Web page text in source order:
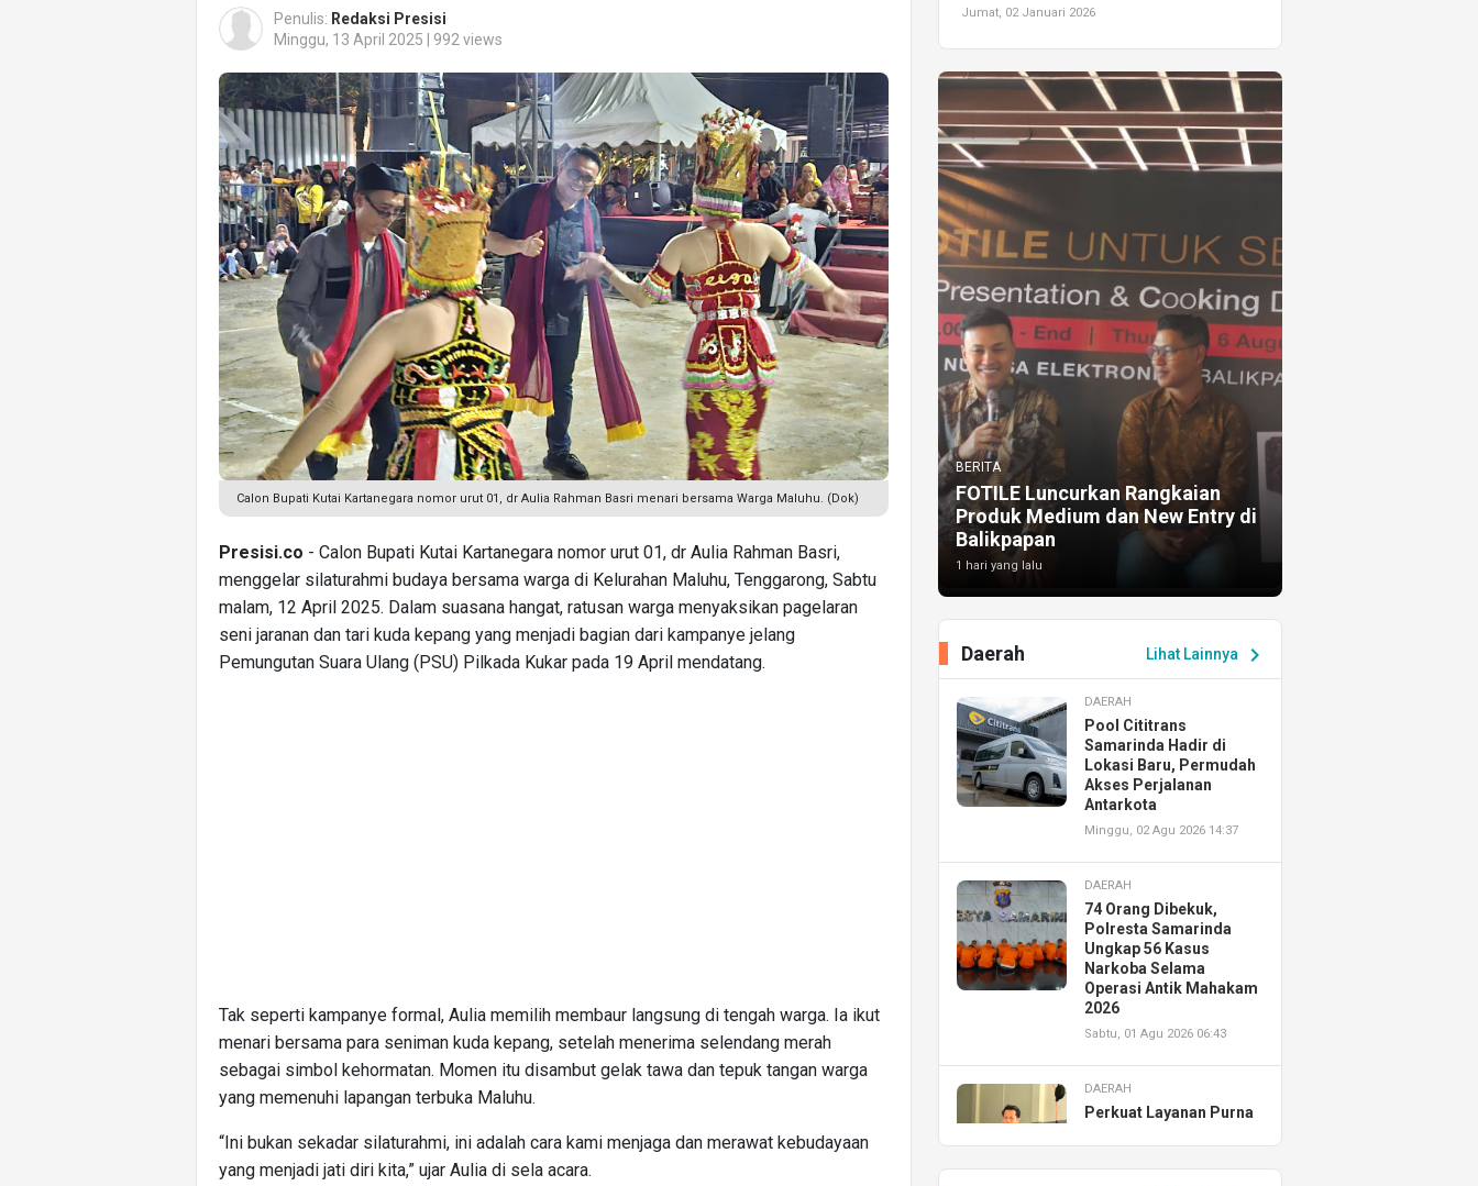
Penulis: Redaksi Presisi
Minggu, 13 April 2025 | 992 views
Calon Bupati Kutai Kartanegara nomor urut 01, dr Aulia Rahman Basri menari bersama Warga Maluhu. (Dok)
Presisi.co - Calon Bupati Kutai Kartanegara nomor urut 01, dr Aulia Rahman Basri,
menggelar silaturahmi budaya bersama warga di Kelurahan Maluhu, Tenggarong, Sabtu
malam, 12 April 2025. Dalam suasana hangat, ratusan warga menyaksikan pagelaran
seni jaranan dan tari kuda kepang yang menjadi bagian dari kampanye jelang
Pemungutan Suara Ulang (PSU) Pilkada Kukar pada 19 April mendatang.
Tak seperti kampanye formal, Aulia memilih membaur langsung di tengah warga. Ia ikut
menari bersama para seniman kuda kepang, setelah menerima selendang merah
sebagai simbol kehormatan. Momen itu disambut gelak tawa dan tepuk tangan warga
yang memenuhi lapangan terbuka Maluhu.
“Ini bukan sekadar silaturahmi, ini adalah cara kami menjaga dan merawat kebudayaan
yang menjadi jati diri kita,” ujar Aulia di sela acara.
Jumat, 02 Januari 2026
BERITA
FOTILE Luncurkan Rangkaian
Produk Medium dan New Entry di
Balikpapan
1 hari yang lalu
Lihat Lainnya chevron_right
Daerah
DAERAH
Pool Cititrans
Samarinda Hadir di
Lokasi Baru, Permudah
Akses Perjalanan
Antarkota
Minggu, 02 Agu 2026 14:37
DAERAH
74 Orang Dibekuk,
Polresta Samarinda
Ungkap 56 Kasus
Narkoba Selama
Operasi Antik Mahakam
2026
Sabtu, 01 Agu 2026 06:43
DAERAH
Perkuat Layanan Purna
Resmikan AHASS